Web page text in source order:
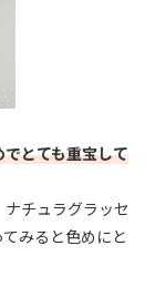
とても重宝して
チュラグラッセ
みると色めにと